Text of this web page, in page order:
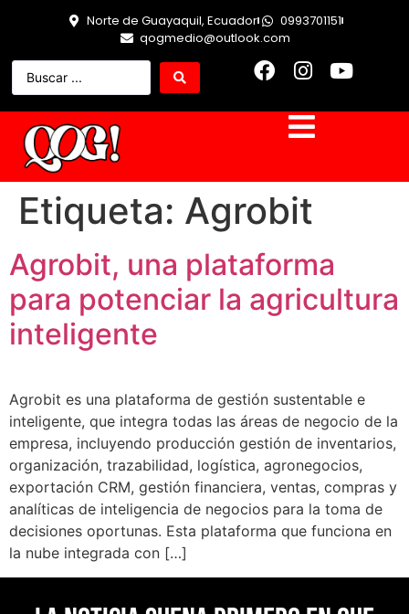
Norte de Guayaquil, Ecuador
0993701151
qogmedio@outlook.com
Etiqueta: Agrobit
Agrobit, una plataforma
para potenciar la agricultura
inteligente
Agrobit es una plataforma de gestión sustentable e
inteligente, que integra todas las áreas de negocio de la
empresa, incluyendo producción gestión de inventarios,
organización, trazabilidad, logística, agronegocios,
exportación CRM, gestión financiera, ventas, compras y
analíticas de inteligencia de negocios para la toma de
decisiones oportunas. Esta plataforma que funciona en
la nube integrada con […]